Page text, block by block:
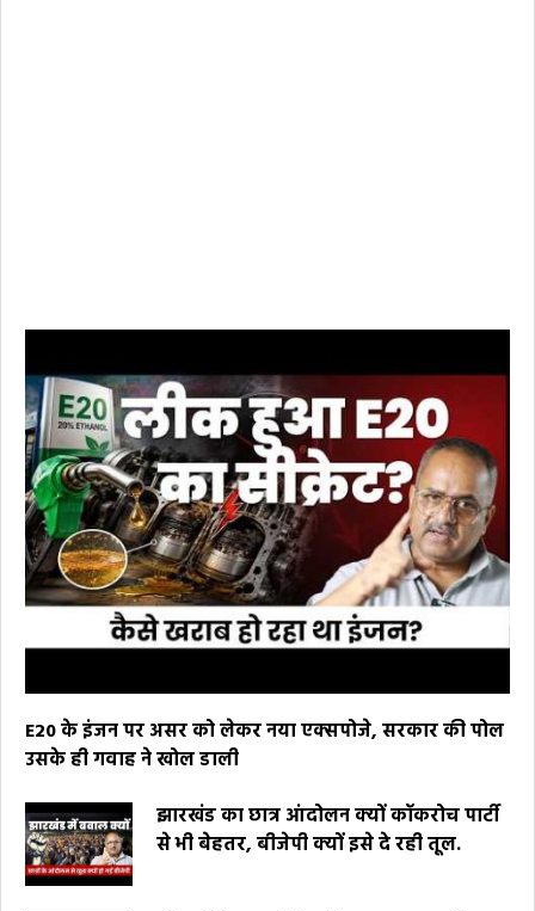
E20 के इंजन पर असर को लेकर नया एक्सपोजे, सरकार की पोल
उसके ही गवाह ने खोल डाली
झारखंड का छात्र आंदोलन क्यों कॉकरोच पार्टी
से भी बेहतर, बीजेपी क्यों इसे दे रही तूल.